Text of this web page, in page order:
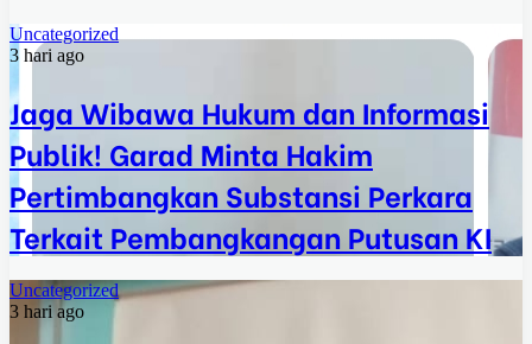
Uncategorized
3 hari ago
Jaga Wibawa Hukum dan Informasi
Publik! Garad Minta Hakim
Pertimbangkan Substansi Perkara
Terkait Pembangkangan Putusan KI
Uncategorized
3 hari ago